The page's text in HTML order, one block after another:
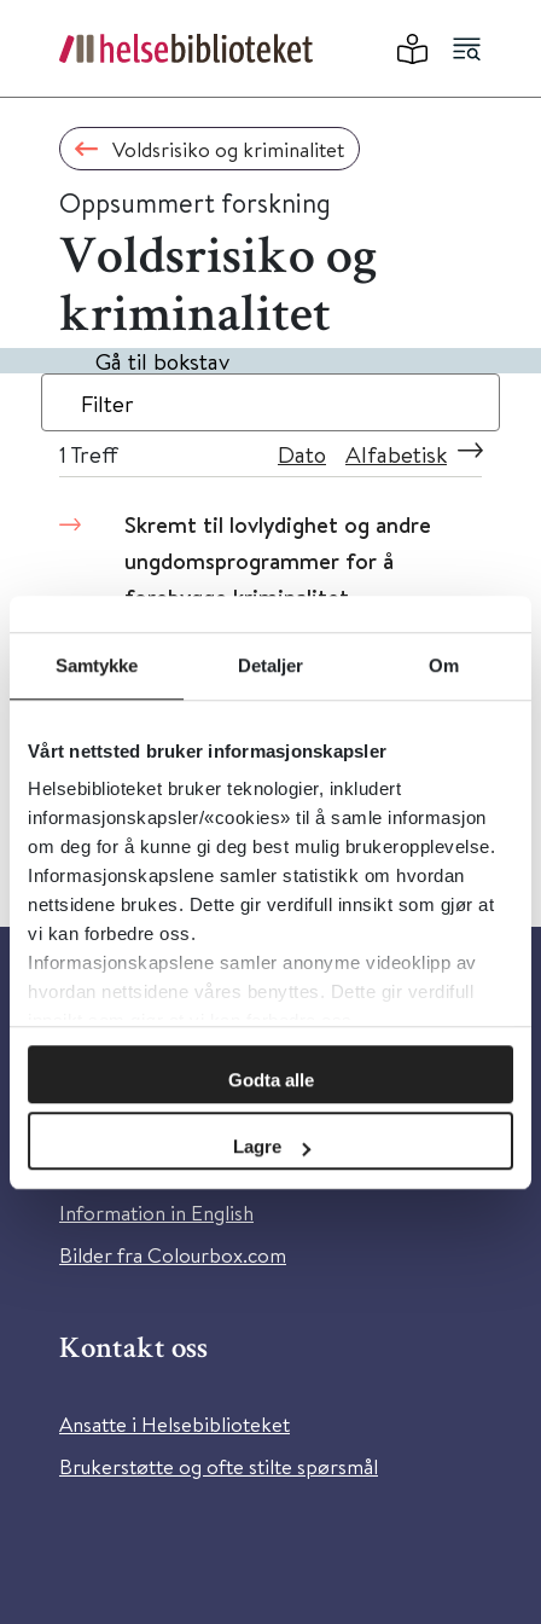
Samtykke Detaljer Om
Vårt nettsted bruker informasjonskapsler
Helsebiblioteket bruker teknologier, inkludert
informasjonskapsler/«cookies» til å samle informasjon
om deg for å kunne gi deg best mulig brukeropplevelse.
Informasjonskapslene samler statistikk om hvordan
nettsidene brukes. Dette gir verdifull innsikt som gjør at
vi kan forbedre oss.
Informasjonskapslene samler anonyme videoklipp av
hvordan nettsidene våres benyttes. Dette gir verdifull
Godta alle
Lagre
Voldsrisiko og kriminalitet
Oppsummert forskning
Voldsrisiko og
kriminalitet
Gå til bokstav
Filter
1 Treff Dato Alfabetisk
Skremt til lovlydighet og andre
ungdomsprogrammer for å
forebygge kriminalitet
Cochrane Library
Om Helsebiblioteket
Tilgjengelighetserklæring
Information in English
Bilder fra Colourbox.com
Kontakt oss
Ansatte i Helsebiblioteket
Brukerstøtte og ofte stilte spørsmål